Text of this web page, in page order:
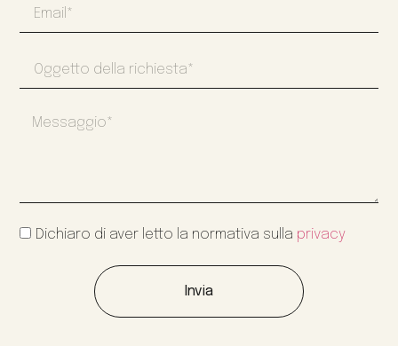
Dichiaro di aver letto la normativa sulla privacy
Invia